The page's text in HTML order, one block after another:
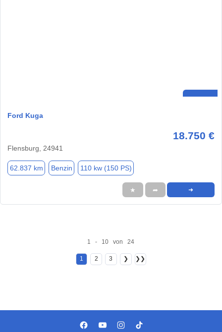
Ford Kuga
18.750 €
Flensburg, 24941
62.837 km Benzin 110 kw (150 PS)
★ ➦ ➜
1 - 10 von 24
1 2 3 ❯ ❯❯